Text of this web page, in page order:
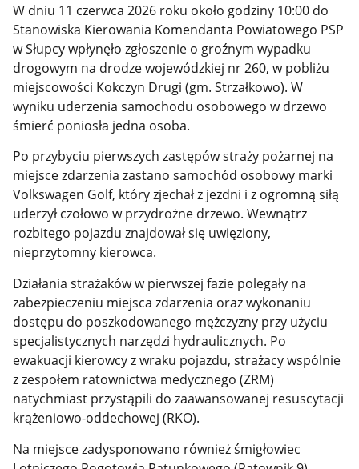
W dniu 11 czerwca 2026 roku około godziny 10:00 do
Stanowiska Kierowania Komendanta Powiatowego PSP
w Słupcy wpłynęło zgłoszenie o groźnym wypadku
drogowym na drodze wojewódzkiej nr 260, w pobliżu
miejscowości Kokczyn Drugi (gm. Strzałkowo). W
wyniku uderzenia samochodu osobowego w drzewo
śmierć poniosła jedna osoba.
Po przybyciu pierwszych zastępów straży pożarnej na
miejsce zdarzenia zastano samochód osobowy marki
Volkswagen Golf, który zjechał z jezdni i z ogromną siłą
uderzył czołowo w przydrożne drzewo. Wewnątrz
rozbitego pojazdu znajdował się uwięziony,
nieprzytomny kierowca.
Działania strażaków w pierwszej fazie polegały na
zabezpieczeniu miejsca zdarzenia oraz wykonaniu
dostępu do poszkodowanego mężczyzny przy użyciu
specjalistycznych narzędzi hydraulicznych. Po
ewakuacji kierowcy z wraku pojazdu, strażacy wspólnie
z zespołem ratownictwa medycznego (ZRM)
natychmiast przystąpili do zaawansowanej resuscytacji
krążeniowo-oddechowej (RKO).
Na miejsce zadysponowano również śmigłowiec